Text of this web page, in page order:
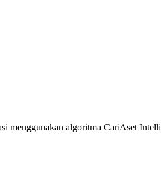
menggunakan algoritma CariAset